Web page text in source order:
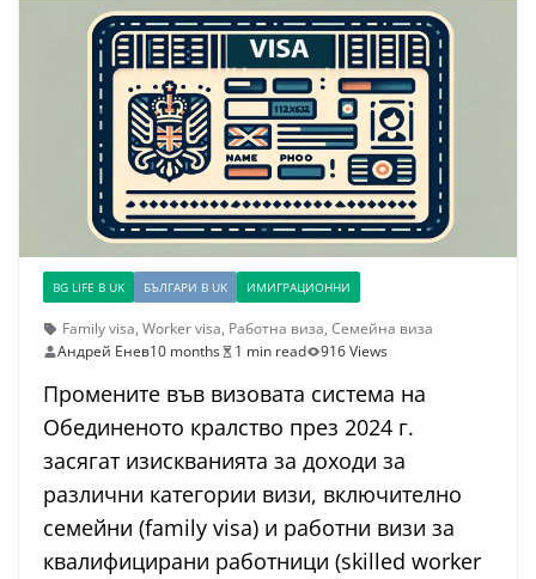
BG LIFE В UK БЪЛГАРИ В UK ИМИГРАЦИОННИ
Family visa, Worker visa, Работна виза, Семейна виза
Андрей Енев10 months 1 min read 916 Views
Промените във визовата система на
Обединеното кралство през 2024 г.
засягат изискванията за доходи за
различни категории визи, включително
семейни (family visa) и работни визи за
квалифицирани работници (skilled worker